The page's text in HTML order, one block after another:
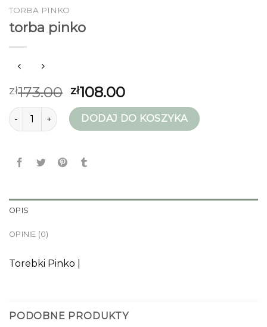
TORBA PINKO
torba pinko
zł173.00 zł108.00
ilość torba pinko DODAJ DO KOSZYKA
OPIS
OPINIE (0)
Torebki Pinko |
PODOBNE PRODUKTY